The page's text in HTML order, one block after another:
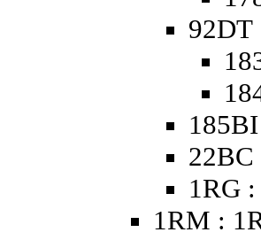
92DT
1RG
1RM :